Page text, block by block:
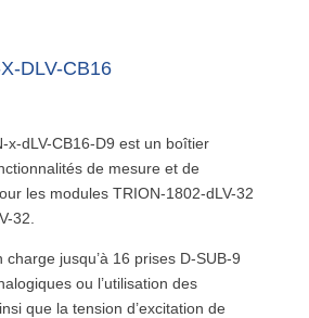
DLV-CB16
x-dLV-CB16-D9 est un boîtier
de mesure et de
les modules TRION-1802-dLV-32
32.
jusqu’à 16 prises D-SUB-9
ou l’utilisation des
que la tension d’excitation de